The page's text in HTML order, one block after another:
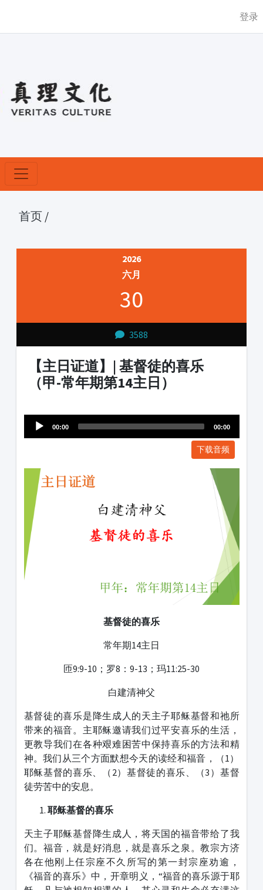
登录
首页 /
2026
六月
30
3588
【主日证道】| 基督徒的喜乐
（甲-常年期第14主日）
Player
00:00 00:00
下载音频
基督徒的喜乐
常年期14主日
匝9:9-10；罗8：9-13；玛11:25-30
白建清神父
基督徒的喜乐是降生成人的天主子耶稣基督和祂所
带来的福音。主耶稣邀请我们过平安喜乐的生活，
更教导我们在各种艰难困苦中保持喜乐的方法和精
神。我们从三个方面默想今天的读经和福音，（1）
耶稣基督的喜乐、（2）基督徒的喜乐、（3）基督
徒劳苦中的安息。
耶稣基督的喜乐
天主子耶稣基督降生成人，将天国的福音带给了我
们。福音，就是好消息，就是喜乐之泉。教宗方济
各在他刚上任宗座不久所写的第一封宗座劝逾，
《福音的喜乐》中，开章明义，“福音的喜乐源于耶